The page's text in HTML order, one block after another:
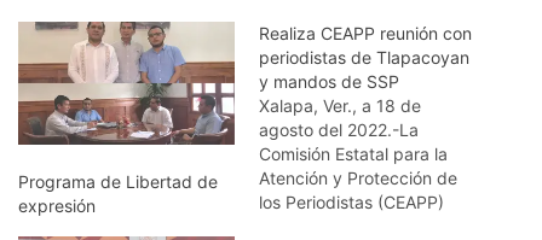
Programa de Libertad de
expresión
Realiza CEAPP reunión con
periodistas de Tlapacoyan
y mandos de SSP
Xalapa, Ver., a 18 de
agosto del 2022.-La
Comisión Estatal para la
Atención y Protección de
los Periodistas (CEAPP)